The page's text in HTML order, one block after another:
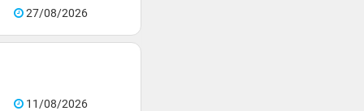
27/08/2026
11/08/2026